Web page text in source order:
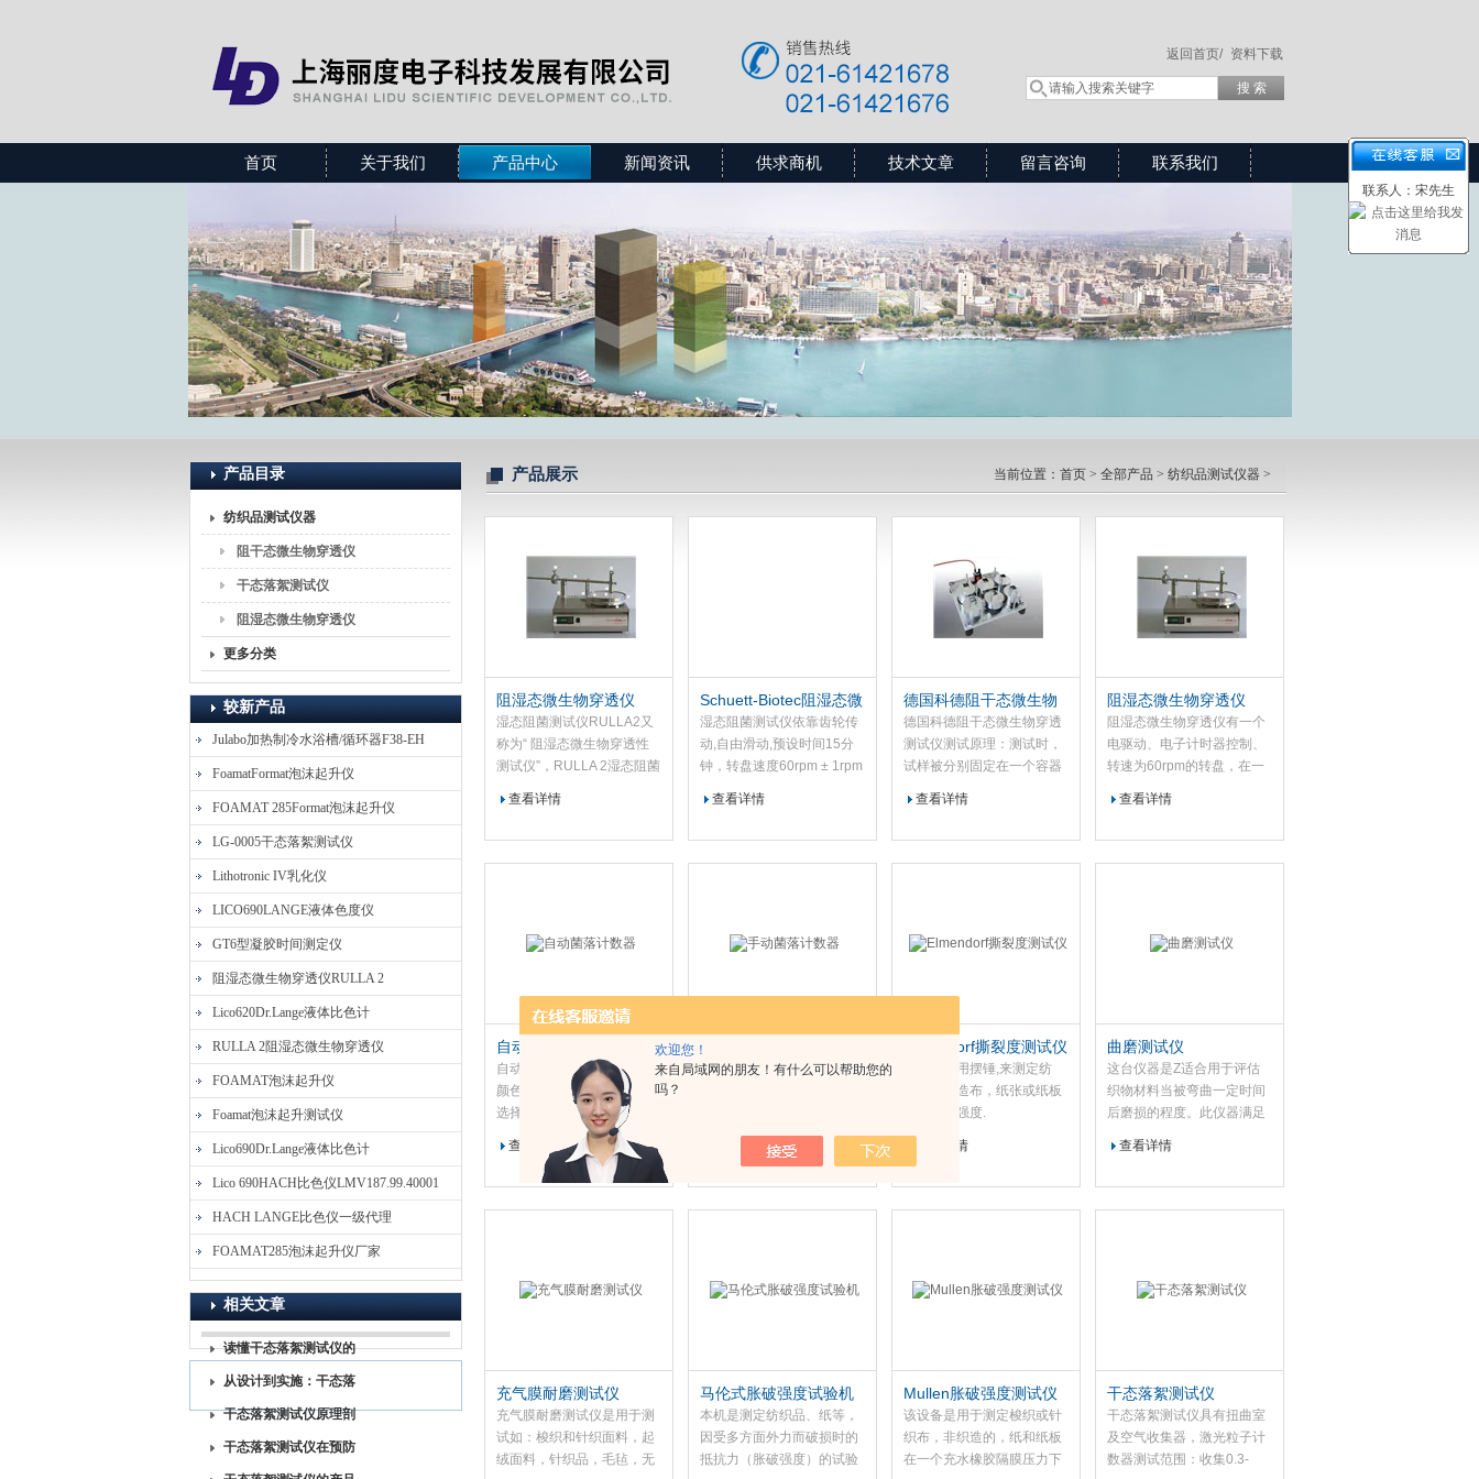
欢迎您！
来自局域网的朋友！有什么可以帮助您的
吗？
上海丽度电子科技发展有限公司
资料下载
返回首页/
首页 关于我们 产品中心 新闻资讯 供求商机 技术文章 留言咨询 联系我们
产品目录
纺织品测试仪器
阻干态微生物穿透仪
干态落絮测试仪
阻湿态微生物穿透仪
更多分类
较新产品
Julabo加热制冷水浴槽/循环器F38-EH
FoamatFormat泡沫起升仪
FOAMAT 285Format泡沫起升仪
LG-0005干态落絮测试仪
Lithotronic IV乳化仪
LICO690LANGE液体色度仪
GT6型凝胶时间测定仪
阻湿态微生物穿透仪RULLA 2
Lico620Dr.Lange液体比色计
RULLA 2阻湿态微生物穿透仪
FOAMAT泡沫起升仪
Foamat泡沫起升测试仪
Lico690Dr.Lange液体比色计
Lico 690HACH比色仪LMV187.99.40001
HACH LANGE比色仪一级代理
FOAMAT285泡沫起升仪厂家
相关文章
读懂干态落絮测试仪的
关键数据和含义
从设计到实施：干态落
絮测试仪的完整指南
干态落絮测试仪原理剖
析：如何精准评定落絮
干态落絮测试仪在预防
产品展示 当前位置： 首页 > 全部产品 > 纺织品测试仪器 >
阻湿态微生物穿透仪
RULLA 2
湿态阻菌测试仪RULLA2又
称为“ 阻湿态微生物穿透性
测试仪”，RULLA 2湿态阻菌
阻湿态微生物穿透试验的仪
查看详情
Schuett-Biotec阻湿态微
生物穿透仪
湿态阻菌测试仪依靠齿轮传
动,自由滑动,预设时间15分
钟，转盘速度60rpm ± 1rpm
预设为15分钟，参照以上标
查看详情
德国科德阻干态微生物
穿透测试仪
德国科德阻干态微生物穿透
测试仪测试原理：测试时，
试样被分别固定在一个容器
带枯草杆菌滑石粉的容器，
查看详情
阻湿态微生物穿透仪
阻湿态微生物穿透仪有一个
电驱动、电子计时器控制、
转速为60rpm的转盘，在一
叠加，能使试验指的作用轨
查看详情
自动菌落计数器
自动菌落计数器特点：根据
颜色，大小和形状进行软件
选择；样品置于CCD-
Firewire照相机之下；图像
采集和评估瞬间完成；表和
图像进行数字存储；琼脂平
查看详情
手动菌落计数器
Schuett-Biotec菌落计数器●
毫米（可选） ●高透明度的
LED光源对样本几乎没有热
Elmendorf撕裂度测试仪
该设备利用摆锤,来测定纺
织，非织造布，纸张或纸板
的抗撕裂强度.
查看详情
曲磨测试仪
这台仪器是Z适合用于评估
织物材料当被弯曲一定时间
后磨损的程度。此仪器满足
等同于ITS 20.2和WSP20.2
查看详情
充气膜耐磨测试仪
充气膜耐磨测试仪是用于测
试如：梭织和针织面料，起
绒面料，针织品，毛毡，无
马伦式胀破强度试验机
本机是测定纺织品、纸等，
因受多方面外力而破损时的
抵抗力（胀破强度）的试验
Mullen胀破强度测试仪
该设备是用于测定梭织或针
织布，非织造的，纸和纸板
在一个充水橡胶隔膜压力下
干态落絮测试仪
干态落絮测试仪具有扭曲室
及空气收集器，激光粒子计
数器测试范围：收集0.3-
联系人：宋先生